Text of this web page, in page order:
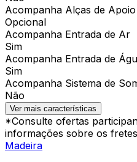
Acompanha Alças de Apoio
Opcional
Acompanha Entrada de Ar
Sim
Acompanha Entrada de
Sim
Acompanha Sistema de
Não
Ver mais características
*Consulte ofertas
informações sobre os
Madeira